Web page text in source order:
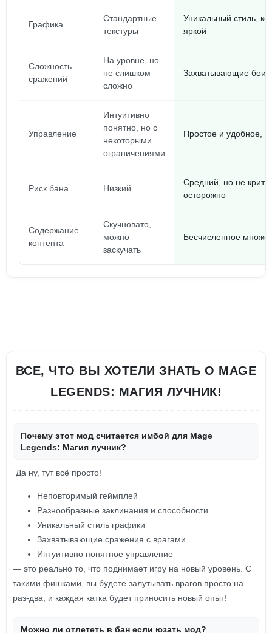
Графика
Стандартные
текстуры
Уникальный стиль,
яркой
Сложность
сражений
На уровне, но
не слишком
сложно
Захватывающие бои,
Управление
Интуитивно
понятно, но с
некоторыми
ограничениями
Простое и удобное,
Риск бана Низкий
Средний, но не
осторожно
Содержание
контента
Скучновато,
можно
заскучать
Бесчисленное
ВСЕ, ЧТО ВЫ ХОТЕЛИ ЗНАТЬ О MAGE
LEGENDS: МАГИЯ ЛУЧНИК!
Почему этот мод считается имбой для Mage
Legends: Магия лучник?
Да ну, тут всё просто!
Неповторимый геймплей
Разнообразные заклинания и способности
Уникальный стиль графики
Захватывающие сражения с врагами
Интуитивно понятное управление
— это реально то, что поднимает игру на новый уровень. С
такими фишками, вы будете залутывать врагов просто на
раз-два, и каждая катка будет приносить новый опыт!
Можно ли отлететь в бан если юзать мод?